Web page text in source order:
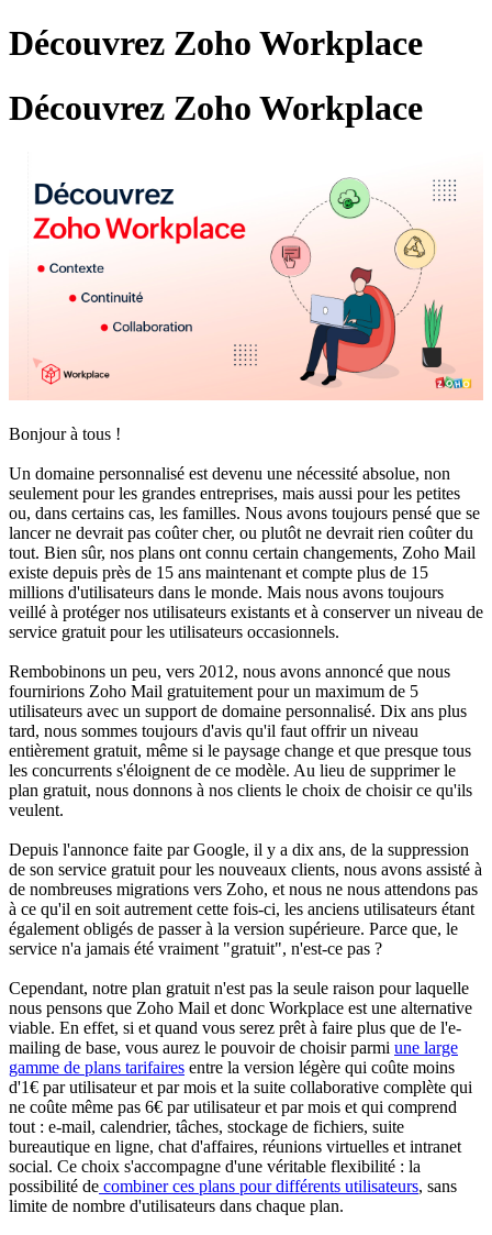
Découvrez Zoho Workplace
Découvrez Zoho Workplace
Bonjour à tous !
Un domaine personnalisé est devenu une nécessité absolue, non
seulement pour les grandes entreprises, mais aussi pour les petites
ou, dans certains cas, les familles. Nous avons toujours pensé que se
lancer ne devrait pas coûter cher, ou plutôt ne devrait rien coûter du
tout. Bien sûr, nos plans ont connu certain changements, Zoho Mail
existe depuis près de 15 ans maintenant et compte plus de 15
millions d'utilisateurs dans le monde. Mais nous avons toujours
veillé à protéger nos utilisateurs existants et à conserver un niveau de
service gratuit pour les utilisateurs occasionnels.
Rembobinons un peu, vers 2012, nous avons annoncé que nous
fournirions Zoho Mail gratuitement pour un maximum de 5
utilisateurs avec un support de domaine personnalisé. Dix ans plus
tard, nous sommes toujours d'avis qu'il faut offrir un niveau
entièrement gratuit, même si le paysage change et que presque tous
les concurrents s'éloignent de ce modèle. Au lieu de supprimer le
plan gratuit, nous donnons à nos clients le choix de choisir ce qu'ils
veulent.
Depuis l'annonce faite par Google, il y a dix ans, de la suppression
de son service gratuit pour les nouveaux clients, nous avons assisté à
de nombreuses migrations vers Zoho, et nous ne nous attendons pas
à ce qu'il en soit autrement cette fois-ci, les anciens utilisateurs étant
également obligés de passer à la version supérieure. Parce que, le
service n'a jamais été vraiment "gratuit", n'est-ce pas ?
Cependant, notre plan gratuit n'est pas la seule raison pour laquelle
nous pensons que Zoho Mail et donc Workplace est une alternative
viable. En effet, si et quand vous serez prêt à faire plus que de l'e-
mailing de base, vous aurez le pouvoir de choisir parmi une large
gamme de plans tarifaires entre la version légère qui coûte moins
d'1€ par utilisateur et par mois et la suite collaborative complète qui
ne coûte même pas 6€ par utilisateur et par mois et qui comprend
tout : e-mail, calendrier, tâches, stockage de fichiers, suite
bureautique en ligne, chat d'affaires, réunions virtuelles et intranet
social. Ce choix s'accompagne d'une véritable flexibilité : la
possibilité de combiner ces plans pour différents utilisateurs, sans
limite de nombre d'utilisateurs dans chaque plan.